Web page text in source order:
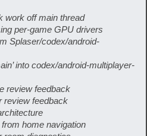
work off main thread
per-game GPU drivers
Splaser/codex/android-
into codex/android-multiplayer-
review feedback
review feedback
home navigation